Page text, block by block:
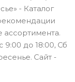
- Каталог
ассортимента.
до 18:00, Сб
Сайт -